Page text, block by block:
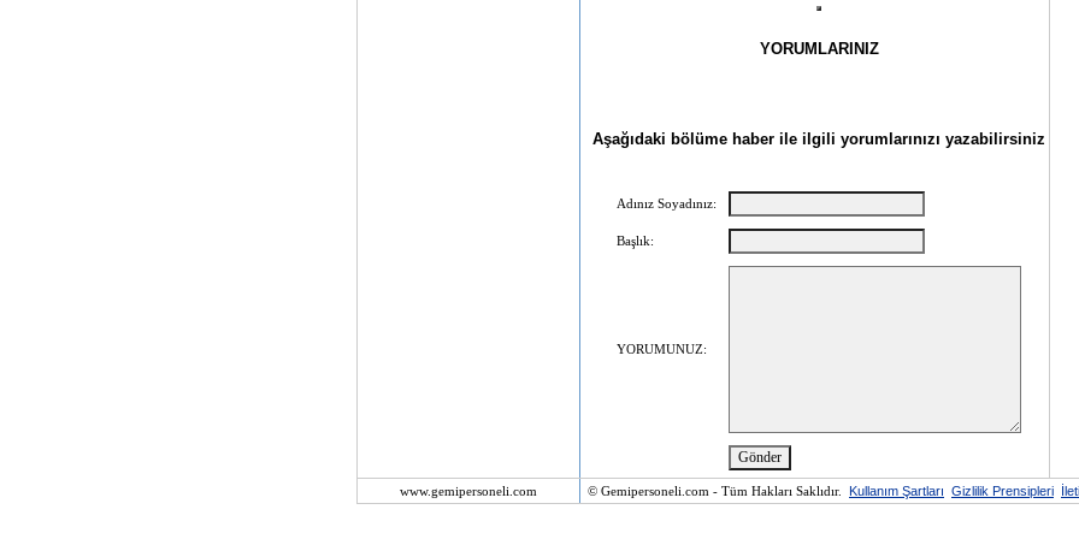
YORUMLARINIZ
Aşağıdaki bölüme haber ile ilgili yorumlarınızı yazabilirsiniz
Adınız Soyadınız:
Başlık:
YORUMUNUZ:
www.gemipersoneli.com © Gemipersoneli.com - Tüm Hakları Saklıdır. Kullanım Şartları Gizlilik Prensipleri